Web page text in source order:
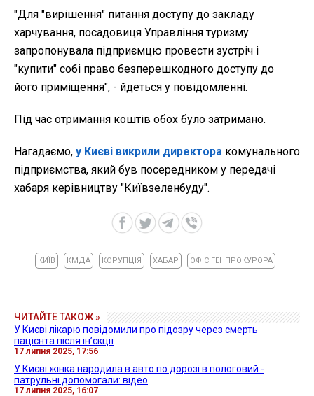
"Для "вирішення" питання доступу до закладу
харчування, посадовиця Управління туризму
запропонувала підприємцю провести зустріч і
"купити" собі право безперешкодного доступу до
його приміщення", - йдеться у повідомленні.
Під час отримання коштів обох було затримано.
Нагадаємо, у Києві викрили директора комунального
підприємства, який був посередником у передачі
хабаря керівництву "Київзеленбуду".
КИЇВ КМДА КОРУПЦІЯ ХАБАР ОФІС ГЕНПРОКУРОРА
ЧИТАЙТЕ ТАКОЖ »
У Києві лікарю повідомили про підозру через смерть
пацієнта після інʼєкції
17 липня 2025, 17:56
У Києві жінка народила в авто по дорозі в пологовий -
патрульні допомогали: відео
17 липня 2025, 16:07